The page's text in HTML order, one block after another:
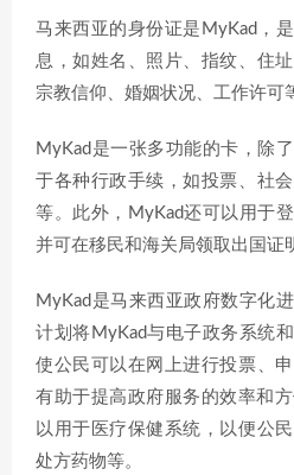
马来西亚的身份证是MyKad，
息，如姓名、照片、指纹、住
宗教信仰、婚姻状况、工作许可
MyKad是一张多功能的卡，除
于各种行政手续，如投票、社
等。此外，MyKad还可以用于
并可在移民和海关局领取出国证
MyKad是马来西亚政府数字化
计划将MyKad与电子政务系统
使公民可以在网上进行投票、
有助于提高政府服务的效率和
以用于医疗保健系统，以便公
处方药物等。